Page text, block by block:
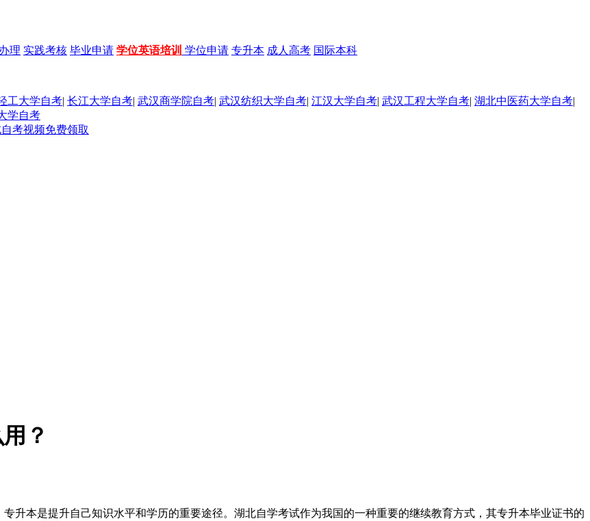
理 实践考核 毕业申请 学位英语培训 学位申请 专升本 成人高考 国际本科
工大学自考| 长江大学自考| 武汉商学院自考| 武汉纺织大学自考| 江汉大学自考| 武汉工程大学自考| 湖北中医药大学自考|
学自考
？
升本是提升自己知识水平和学历的重要途径。湖北自学考试作为我国的一种重要的继续教育方式，其专升本毕业证书的